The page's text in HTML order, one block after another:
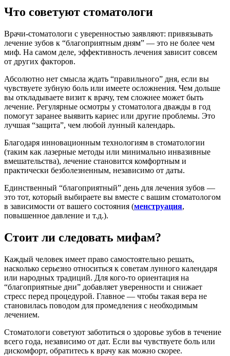
Что советуют стоматологи
Врачи-стоматологи с уверенностью заявляют: привязывать
лечение зубов к “благоприятным дням” — это не более чем
миф. На самом деле, эффективность лечения зависит совсем
от других факторов.
Абсолютно нет смысла ждать “правильного” дня, если вы
чувствуете зубную боль или имеете осложнения. Чем дольше
вы откладываете визит к врачу, тем сложнее может быть
лечение. Регулярные осмотры у стоматолога дважды в год
помогут заранее выявить кариес или другие проблемы. Это
лучшая “защита”, чем любой лунный календарь.
Благодаря инновационным технологиям в стоматологии
(таким как лазерные методы или минимально инвазивные
вмешательства), лечение становится комфортным и
практически безболезненным, независимо от даты.
Единственный “благоприятный” день для лечения зубов —
это тот, который выбираете вы вместе с вашим стоматологом
в зависимости от вашего состояния (менструация,
повышенное давление и т.д.).
Стоит ли следовать мифам?
Каждый человек имеет право самостоятельно решать,
насколько серьезно относиться к советам лунного календаря
или народных традиций. Для кого-то ориентация на
“благоприятные дни” добавляет уверенности и снижает
стресс перед процедурой. Главное — чтобы такая вера не
становилась поводом для промедления с необходимым
лечением.
Стоматологи советуют заботиться о здоровье зубов в течение
всего года, независимо от дат. Если вы чувствуете боль или
дискомфорт, обратитесь к врачу как можно скорее.